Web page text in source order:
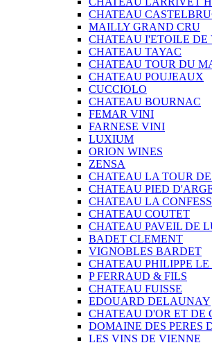
CHATEAU
MAILLY GRAND CRU
CHATEAU I'ETOILE DE
CHATEAU TAYAC
CHATEAU TOUR DU
CHATEAU POUJEAUX
CUCCIOLO
CHATEAU BOURNAC
FEMAR VINI
FARNESE VINI
LUXIUM
ORION WINES
ZENSA
CHATEAU LA TOUR
CHATEAU PIED
CHATEAU LA
CHATEAU COUTET
CHATEAU PAVEIL DE
BADET CLEMENT
VIGNOBLES BARDET
CHATEAU PHILIPPE
P FERRAUD & FILS
CHATEAU FUISSE
EDOUARD DELAUNAY
CHATEAU D'OR ET DE
DOMAINE DES PERES
LES VINS DE VIENNE